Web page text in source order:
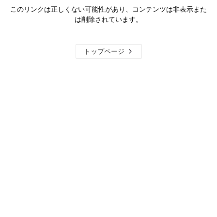
このリンクは正しくない可能性があり、コンテンツは非表示また
は削除されています。
トップページ